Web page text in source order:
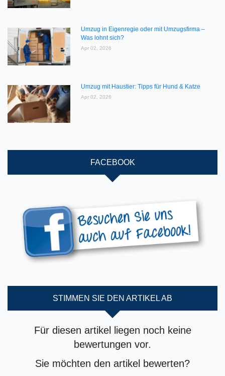
Umzug in Eigenregie oder mit Umzugsfirma –
Was lohnt sich?
Apr 02, 2026
Umzug mit Haustier: Tipps für Hund & Katze
Apr 02, 2026
FACEBOOK
STIMMEN SIE DEN ARTIKEL AB
Für diesen artikel liegen noch keine
bewertungen vor.
Sie möchten den artikel bewerten?